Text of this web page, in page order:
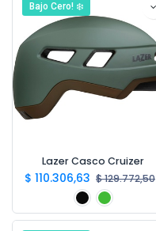
Bajo Cero! ❄️
Lazer Casco Cruizer
$ 110.306,63 $129.772,50